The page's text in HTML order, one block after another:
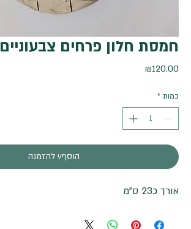
חמסת חלון פרחים צבעוניים
₪120.00
כמות *
הוסף/י להזמנה
אורך כ23 ס"מ